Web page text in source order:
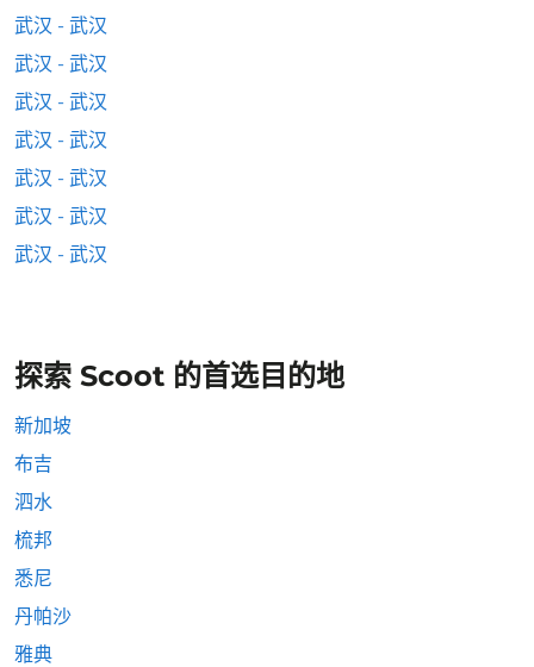
武汉 - 武汉
武汉 - 武汉
武汉 - 武汉
武汉 - 武汉
武汉 - 武汉
武汉 - 武汉
武汉 - 武汉
探索 Scoot 的首选目的地
新加坡
布吉
泗水
梳邦
悉尼
丹帕沙
雅典